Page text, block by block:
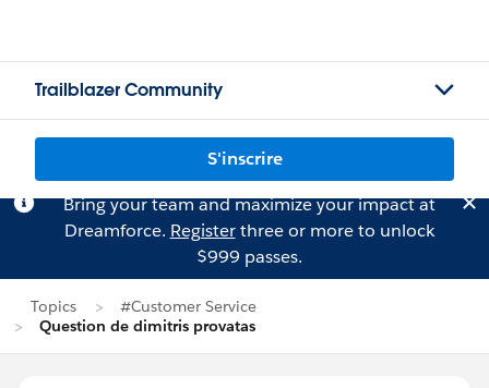
Trailblazer Community
S'inscrire
Bring your team and maximize your impact at
Dreamforce. Registerthree or more to unlock
$999 passes.
Topics
#Customer Service
Question de dimitris provatas